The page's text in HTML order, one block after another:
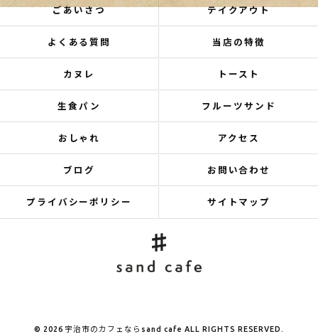
ごあいさつ テイクアウト
よくある質問 当店の特徴
カヌレ トースト
生食パン フルーツサンド
おしゃれ アクセス
ブログ お問い合わせ
プライバシーポリシー サイトマップ
© 2026 宇治市のカフェならsand cafe ALL RIGHTS RESERVED.